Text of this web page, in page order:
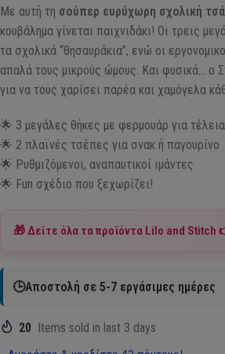
Με αυτή τη σούπερ ευρύχωρη σχολική
κουβάλημα γίνεται παιχνιδάκι! Οι τρεις
τα σχολικά “θησαυράκια”, ενώ οι
απαλά τους μικρούς ώμους. Και φυσικά… ο
για να τους χαρίσει παρέα και χαμόγελα
🌟 3 μεγάλες θήκες με φερμουάρ για
🌟 2 πλαϊνές τσέπες για σνακ ή παγουρίνο
🌟 Ρυθμιζόμενοι, αναπαυτικοί ιμάντες
🌟 Fun σχέδιο που ξεχωρίζει!
🎁 Δείτε όλα τα προϊόντα Lilo and Stitch
🕒Αποστολή σε 5-7 εργάσιμες ημέρες
20 Items sold in last 3 days